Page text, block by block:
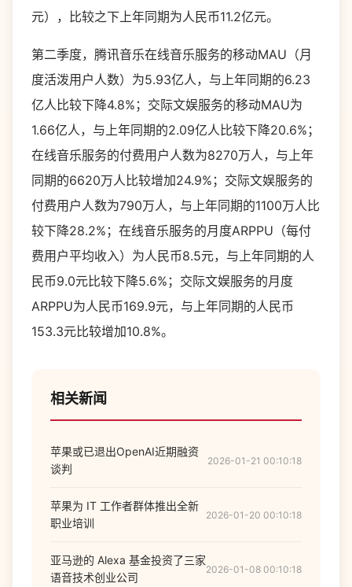
元），比较之下上年同期为人民币11.2亿元。
第二季度，腾讯音乐在线音乐服务的移动MAU（月
度活泼用户人数）为5.93亿人，与上年同期的6.23
亿人比较下降4.8%；交际文娱服务的移动MAU为
1.66亿人，与上年同期的2.09亿人比较下降20.6%；
在线音乐服务的付费用户人数为8270万人，与上年
同期的6620万人比较增加24.9%；交际文娱服务的
付费用户人数为790万人，与上年同期的1100万人比
较下降28.2%；在线音乐服务的月度ARPPU（每付
费用户平均收入）为人民币8.5元，与上年同期的人
民币9.0元比较下降5.6%；交际文娱服务的月度
ARPPU为人民币169.9元，与上年同期的人民币
153.3元比较增加10.8%。
相关新闻
苹果或已退出OpenAI近期融资
谈判
2026-01-21 00:10:18
苹果为 IT 工作者群体推出全新
职业培训
2026-01-20 00:10:18
亚马逊的 Alexa 基金投资了三家
语音技术创业公司
2026-01-08 00:10:18